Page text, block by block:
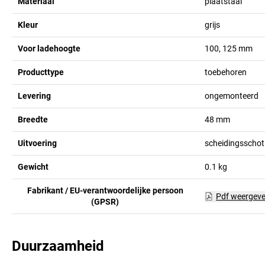
Kleur grijs
Voor ladehoogte 100, 125 mm
Producttype toebehoren
Levering ongemonteerd
Breedte 48 mm
Uitvoering scheidingsschot
Gewicht 0.1 kg
Fabrikant / EU-verantwoordelijke persoon
(GPSR)
Pdf
Duurzaamheid